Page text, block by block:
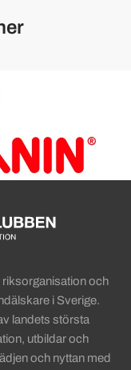
riksorganisation och
i Sverige.
landets största
utbildar och
och nyttan med